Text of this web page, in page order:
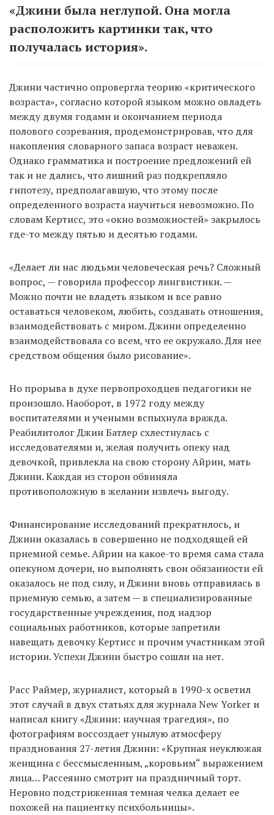
«Джини была неглупой. Она могла
расположить картинки так, что
получалась история».
Джини частично опровергла теорию «критического
возраста», согласно которой языком можно овладеть
между двумя годами и окончанием периода
полового созревания, продемонстрировав, что для
накопления словарного запаса возраст неважен.
Однако грамматика и построение предложений ей
так и не дались, что лишний раз подкрепляло
гипотезу, предполагавшую, что этому после
определенного возраста научиться невозможно. По
словам Кертисс, это «окно возможностей» закрылось
где-то между пятью и десятью годами.
«Делает ли нас людьми человеческая речь? Сложный
вопрос, — говорила профессор лингвистики. —
Можно почти не владеть языком и все равно
оставаться человеком, любить, создавать отношения,
взаимодействовать с миром. Джини определенно
взаимодействовала со всем, что ее окружало. Для нее
средством общения было рисование».
Но прорыва в духе первопроходцев педагогики не
произошло. Наоборот, в 1972 году между
воспитателями и учеными вспыхнула вражда.
Реабилитолог Джин Батлер схлестнулась с
исследователями и, желая получить опеку над
девочкой, привлекла на свою сторону Айрин, мать
Джини. Каждая из сторон обвиняла
противоположную в желании извлечь выгоду.
Финансирование исследований прекратилось, и
Джини оказалась в совершенно не подходящей ей
приемной семье. Айрин на какое-то время сама стала
опекуном дочери, но выполнять свои обязанности ей
оказалось не под силу, и Джини вновь отправилась в
приемную семью, а затем — в специализированные
государственные учреждения, под надзор
социальных работников, которые запретили
навещать девочку Кертисс и прочим участникам этой
истории. Успехи Джини быстро сошли на нет.
Расс Раймер, журналист, который в 1990-х осветил
этот случай в двух статьях для журнала New Yorker и
написал книгу «Джини: научная трагедия», по
фотографиям воссоздает унылую атмосферу
празднования 27-летия Джини: «Крупная неуклюжая
женщина с бессмысленным, „коровьим“ выражением
лица… Рассеянно смотрит на праздничный торт.
Неровно подстриженная темная челка делает ее
похожей на пациентку психбольницы».